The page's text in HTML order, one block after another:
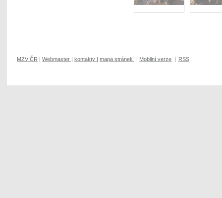
MZV ČR Webmaster kontakty mapa stránek Mobilní verze RSS